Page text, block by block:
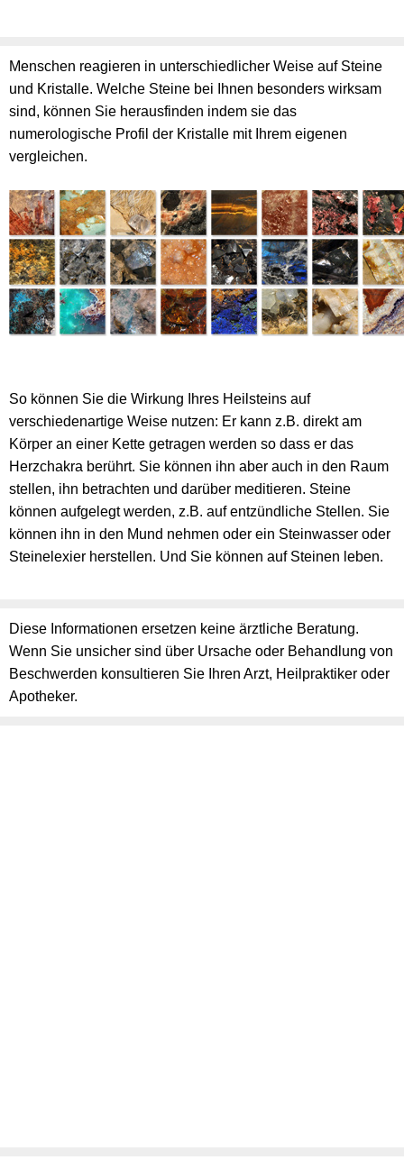
Menschen reagieren in unterschiedlicher Weise auf Steine
und Kristalle. Welche Steine bei Ihnen besonders wirksam
sind, können Sie herausfinden indem sie das
numerologische Profil der Kristalle mit Ihrem eigenen
vergleichen.
So können Sie die Wirkung Ihres Heilsteins auf
verschiedenartige Weise nutzen: Er kann z.B. direkt am
Körper an einer Kette getragen werden so dass er das
Herzchakra berührt. Sie können ihn aber auch in den Raum
stellen, ihn betrachten und darüber meditieren. Steine
können aufgelegt werden, z.B. auf entzündliche Stellen. Sie
können ihn in den Mund nehmen oder ein Steinwasser oder
Steinelexier herstellen. Und Sie können auf Steinen leben.
Diese Informationen ersetzen keine ärztliche Beratung.
Wenn Sie unsicher sind über Ursache oder Behandlung von
Beschwerden konsultieren Sie Ihren Arzt, Heilpraktiker oder
Apotheker.